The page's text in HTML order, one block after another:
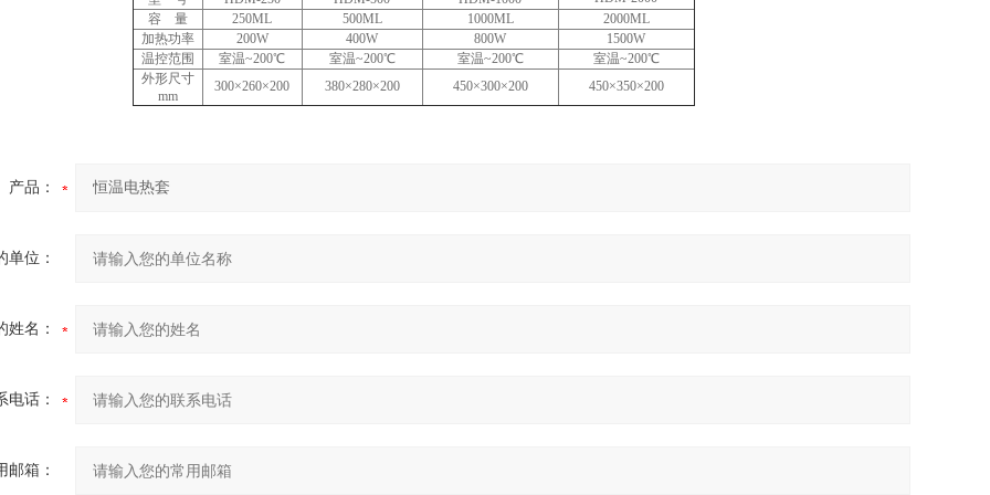
容 量
250ML 500ML 1000ML
2000ML
加热功率
200W 400W 800W
1500W
温控范围
室温~200℃ 室温~200℃ 室温~200℃
室温~200℃
外形尺寸
mm
300×260×200 380×280×200 450×300×200 450×350×200
产品：
单位：
姓名：
电话：
邮箱：